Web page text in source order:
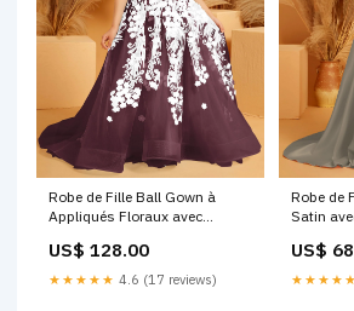
Robe de Fille Ball Gown à
Appliqués Floraux avec
Cabernet Beulah
US$ 128.00
★★★★★ 4.6 (17 reviews)
Robe de
Satin
US$
★★★★★